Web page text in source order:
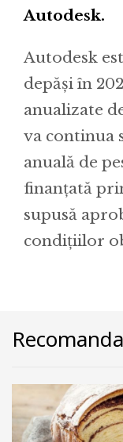
Autodesk.
Autodesk
depăși în
anualizate
va continua
anuală de
finanțată
supusă
condițiilor